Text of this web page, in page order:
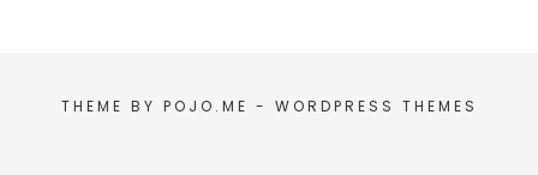
THEME BY POJO.ME - WORDPRESS THEMES